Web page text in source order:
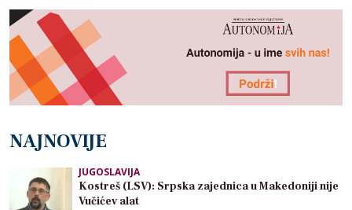
NAJNOVIJE
JUGOSLAVIJA
Kostreš (LSV): Srpska zajednica u Makedoniji nije
Vučićev alat